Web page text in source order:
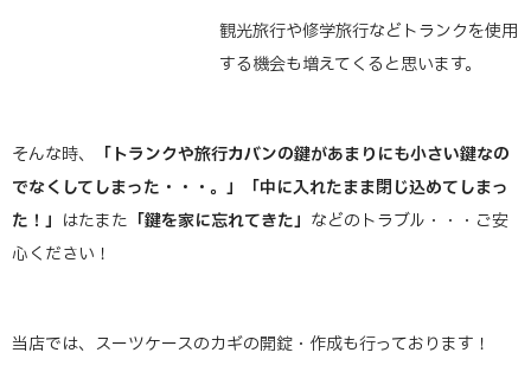
観光旅行や修学旅行などトランクを使用
する機会も増えてくると思います。
そんな時、
「トランクや旅行カバンの鍵があまりにも小さい鍵なの
でなくしてしまった・・・。」「中に入れたまま閉じ込めてしまっ
た！」 はたまた 「鍵を家に忘れてきた」 などのトラブル・・・ご安
心ください！
当店では、スーツケースのカギの開錠・作成も行っております！